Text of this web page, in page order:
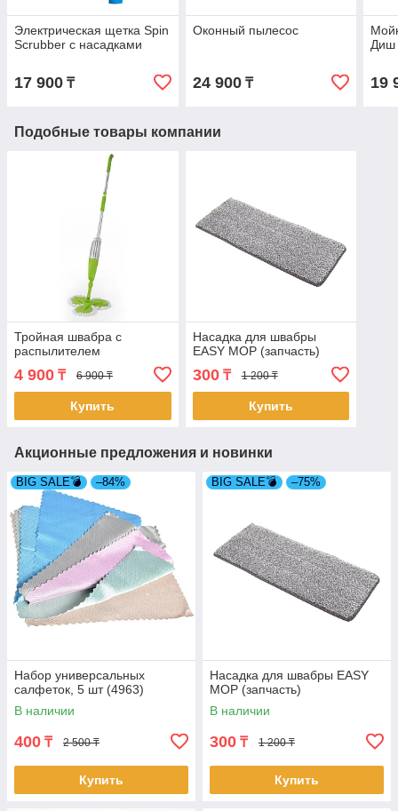
Электрическая щетка Spin
Scrubber с насадками
17 900 ₸
Оконный пылесос
24 900₸
Диш
19
Подобные товары компании
Тройная швабра с
распылителем
4 900 ₸ 6 900 ₸
Купить
Насадка для швабры
EASY MOP (запчасть)
300₸ 1 200 ₸
Купить
Акционные предложения и новинки
BIG SALE💣 –84%
Набор универсальных
салфеток, 5 шт (4963)
В наличии
400 ₸ 2 500 ₸
Купить
BIG SALE💣 –75%
Насадка для швабры EASY
MOP (запчасть)
В наличии
300 ₸ 1 200 ₸
Купить